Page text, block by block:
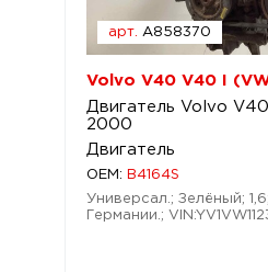
арт. A858370
Volvo V40 V40 I
Двигатель Volvo
2000
Двигатель
OEM:
B4164S
Универсал.; Зелёный;
Германии.;